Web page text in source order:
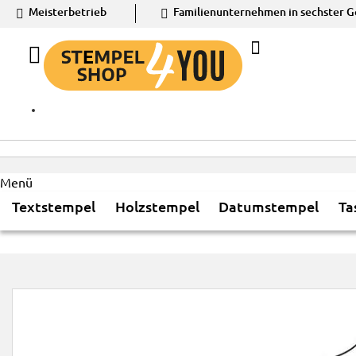
Meister­betrieb Familien­unter­nehmen in sechster
INHALT
SPRINGEN
Menü
Textstempel Holzstempel Datumstempel